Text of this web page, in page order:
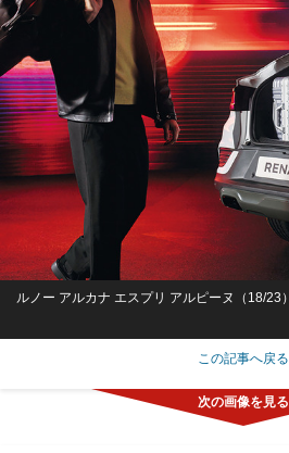
ルノー アルカナ エスプリ アルピーヌ（18/23）
この記事へ戻る